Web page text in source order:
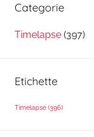
Categorie
Timelapse (397)
Etichette
Timelapse (396)